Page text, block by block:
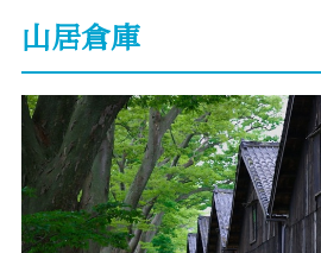
山居倉庫